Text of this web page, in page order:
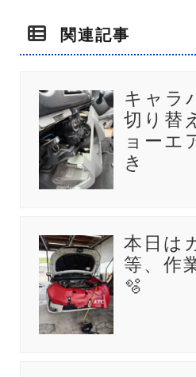
関連記事
キャラ
切り替
ョーエ
き
本日は
等、作
🫧